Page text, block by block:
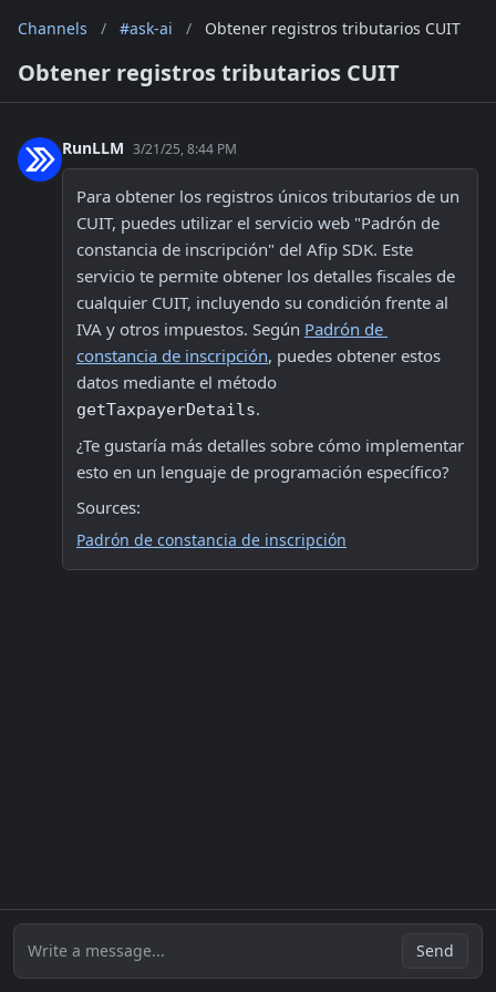
Channels / #ask-ai / Obtener registros tributarios CUIT
Obtener registros tributarios CUIT
RunLLM 3/21/25, 8:44 PM
Para obtener los registros únicos tributarios de un
CUIT, puedes utilizar el servicio web "Padrón de
constancia de inscripción" del Afip SDK. Este
servicio te permite obtener los detalles fiscales de
cualquier CUIT, incluyendo su condición frente al
IVA y otros impuestos. Según Padrón de
constancia de inscripción, puedes obtener estos
getTaxpayerDetails.
¿Te gustaría más detalles sobre cómo implementar
esto en un lenguaje de programación específico?
Sources:
Padrón de constancia de inscripción
Write a message... Send